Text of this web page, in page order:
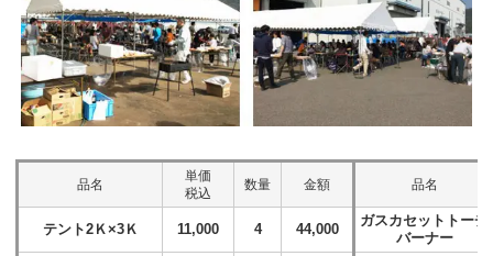
品名
単価
税込
数量 金額 品名
テント2Ｋ×3Ｋ 11,000 4 44,000
ガスカセットトーチ
バーナー